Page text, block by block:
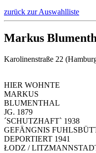
zurück zur Auswahlliste
Markus
Karolinenstraße 22
HIER WOHNTE
MARKUS
BLUMENTHAL
JG. 1879
´SCHUTZHAFT` 1938
GEFÄNGNIS
DEPORTIERT 1941
ŁODZ /